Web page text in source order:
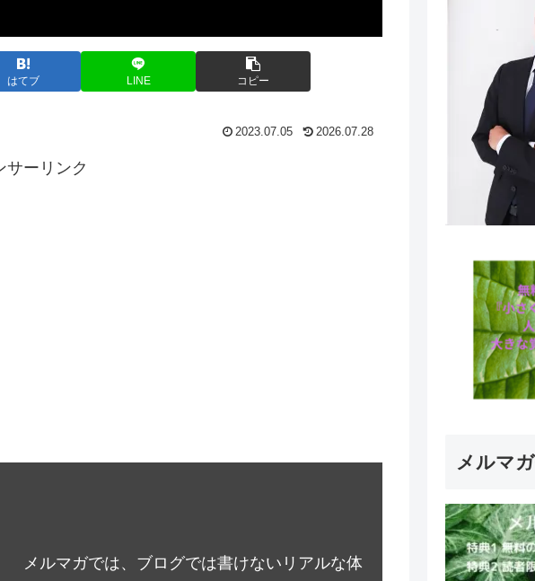
はてブ LINE コピー
2023.07.05 2026.07.28
サーリンク
メルマガでは、ブログでは書けないリアルな体
メルマ